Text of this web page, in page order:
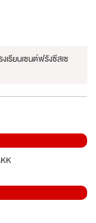
เรียนเซนต์ฟรังซีสเซ